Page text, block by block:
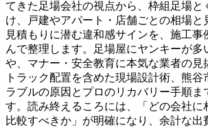
てきた足場会社の視点から、枠組足場と
け、戸建やアパート・店舗ごとの相場と
見積もりに潜む違和感サインを、施工事
んで整理します。足場屋にヤンキーが多
や、マナー・安全教育に本気な業者の見
トラック配置を含めた現場設計術、熊谷
ラブルの原因とプロのリカバリー手順ま
す。読み終えるころには、「どの会社に
比較すべきか」が明確になり、余計な出